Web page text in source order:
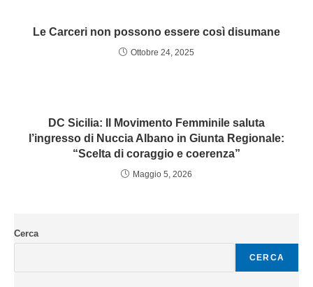
Le Carceri non possono essere così disumane
Ottobre 24, 2025
DC Sicilia: Il Movimento Femminile saluta
l’ingresso di Nuccia Albano in Giunta Regionale:
“Scelta di coraggio e coerenza”
Maggio 5, 2026
Cerca
CERCA